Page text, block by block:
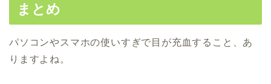
まとめ
パソコンやスマホの使いすぎで目が充血すること、あ
りますよね。